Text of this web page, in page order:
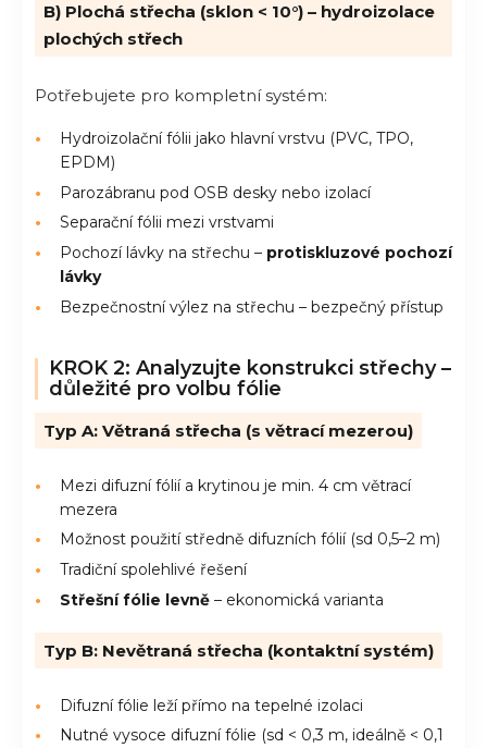
B) Plochá střecha (sklon < 10°) – hydroizolace
plochých střech
Potřebujete pro kompletní systém:
Hydroizolační fólii jako hlavní vrstvu (PVC, TPO,
EPDM)
Parozábranu pod OSB desky nebo izolací
Separační fólii mezi vrstvami
Pochozí lávky na střechu – protiskluzové pochozí
lávky
Bezpečnostní výlez na střechu – bezpečný přístup
KROK 2: Analyzujte konstrukci střechy –
důležité pro volbu fólie
Typ A: Větraná střecha (s větrací mezerou)
Mezi difuzní fólií a krytinou je min. 4 cm větrací
mezera
Možnost použití středně difuzních fólií (sd 0,5–2 m)
Tradiční spolehlivé řešení
Střešní fólie levně– ekonomická varianta
Typ B: Nevětraná střecha (kontaktní systém)
Difuzní fólie leží přímo na tepelné izolaci
Nutné vysoce difuzní fólie (sd < 0,3 m, ideálně < 0,1